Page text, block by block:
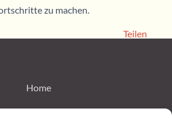
zu machen.
Teilen
Home